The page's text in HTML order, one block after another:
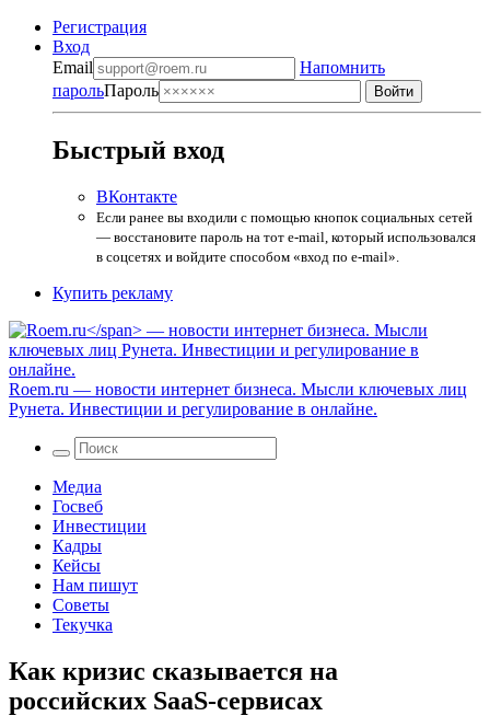
Регистрация
Вход
Email
Напомнить
парольПароль
Быстрый вход
ВКонтакте
Если ранее вы входили с помощью кнопок социальных сетей
— восстановите пароль на тот e-mail, который использовался
в соцсетях и войдите способом «вход по e-mail».
Купить рекламу
Roem.ru — новости интернет бизнеса. Мысли ключевых лиц
Рунета. Инвестиции и регулирование в онлайне.
Медиа
Госвеб
Инвестиции
Кадры
Кейсы
Нам пишут
Советы
Текучка
Как кризис сказывается на
российских SaaS-сервисах